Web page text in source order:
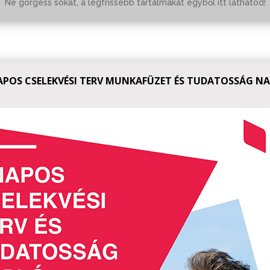
Ne görgess sokat, a legfrissebb tartalmakat egyből itt láthatod!
CSELEKVÉSI TERV MUNKAFÜZET ÉS TUDATOSSÁG